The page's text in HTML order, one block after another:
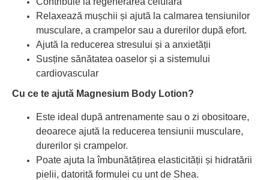
Relaxează mușchii și ajută la calmarea tensiunilor
musculare, a crampelor sau a durerilor după efort.
Ajută la reducerea stresului și a anxietății
Susține sănătatea oaselor și a sistemului
cardiovascular
Cu ce te ajută Magnesium Body Lotion?
Este ideal după antrenamente sau o zi obositoare,
deoarece ajută la reducerea tensiunii musculare,
durerilor și crampelor.
Poate ajuta la îmbunătățirea elasticității și hidratării
pielii, datorită formulei cu unt de Shea.